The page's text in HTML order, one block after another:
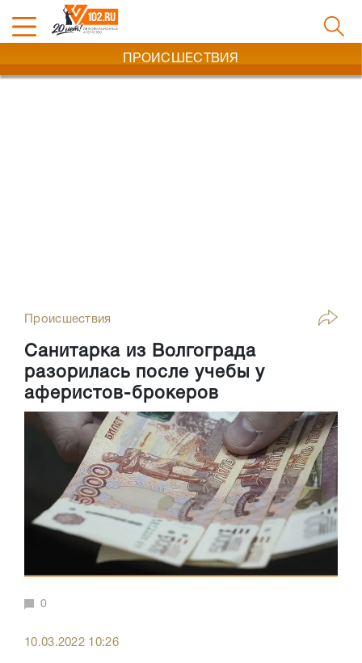
ПРОИСШЕСТВИЯ
Происшествия
Санитарка из Волгограда
разорилась после учебы у
аферистов-брокеров
0
10.03.2022 10:26